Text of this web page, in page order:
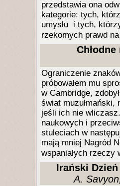
przedstawia ona
kategorie: tych,
umysłu i tych,
rzekomych prawd
Ograniczenie
próbowałem mu
w Cambridge,
świat
jeśli ich nie
naukowych i
stuleciach w
mają mniej Nagród
wspaniałych
Irański
A.